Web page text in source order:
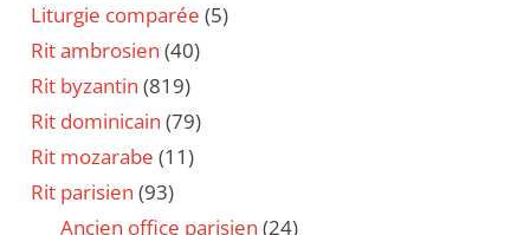
Liturgie comparée (5)
Rit ambrosien (40)
Rit byzantin (819)
Rit dominicain (79)
Rit mozarabe (11)
Rit parisien (93)
Ancien office parisien (24)